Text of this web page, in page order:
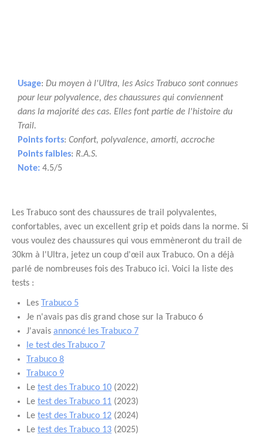
Usage: Du moyen à l'Ultra, les Asics Trabuco sont connues
pour leur polyvalence, des chaussures qui conviennent
dans la majorité des cas. Elles font partie de l'histoire du
Trail.
Points forts: Confort, polyvalence, amorti, accroche
Points faibles: R.A.S.
Note: 4.5/5
Les Trabuco sont des chaussures de trail polyvalentes,
confortables, avec un excellent grip et poids dans la norme. Si
vous voulez des chaussures qui vous emmèneront du trail de
30km à l'Ultra, jetez un coup d'œil aux Trabuco. On a déjà
parlé de nombreuses fois des Trabuco ici. Voici la liste des
tests :
Les
Trabuco 5
Je n'avais pas dis grand chose sur la Trabuco 6
J'avais annoncé les Trabuco 7
le test des Trabuco 7
Trabuco 8
Trabuco 9
Le test des Trabuco 10 (2022)
Le test des Trabuco 11 (2023)
Le test des Trabuco 12 (2024)
Le test des Trabuco 13 (2025)